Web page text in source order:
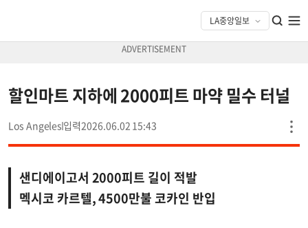
할인마트 지하에 2000피트 마약 밀수 터널
Los Angeles 2026.06.02 15:43
샌디에이고서 2000피트 길이 적발
멕시코 카르텔, 4500만불 코카인 반입